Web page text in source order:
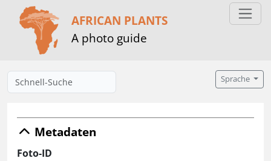
AFRICAN PLANTS
A photo guide
Sprache
Metadaten
Foto-ID